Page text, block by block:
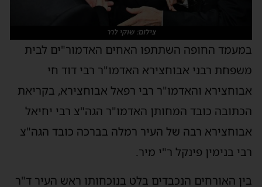
צילום: שוקי לרר
במעמד החופה השתתפו האחים האדמור"ים לבית
משפחת רבני אבוחצירא האדמו"ר רבי דוד חי
אבוחצירא והאדמו"ר רבי רפאל אבוחצירא, בקריאת
הכתובה כובד המחותן האדמו"ר הגה"צ רבי יחיאל
אבוחצירא רבה של העיר רמלה בברכה כובד הגה"צ
רבי בנימין פינקל ר"י מיר.
בין האורחים הנכבדים בלט בנוכחותו ראש העיר ד"ר